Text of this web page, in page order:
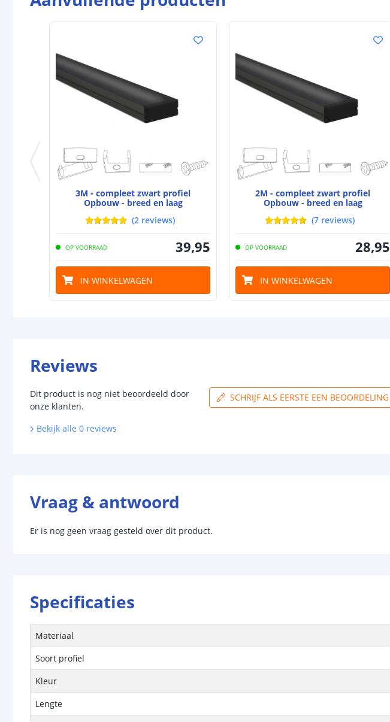
3M - compleet zwart profiel
Opbouw - breed en laag
(2 reviews)
OP VOORRAAD 39,95
IN WINKELWAGEN
2M - compleet zwart profiel
Opbouw - breed en laag
(7 reviews)
OP VOORRAAD 28,95
IN WINKELWAGEN
Reviews
Dit product is nog niet beoordeeld door
onze klanten.
SCHRIJF ALS EERSTE EEN BEOORDELING
Bekijk alle 0 reviews
Vraag & antwoord
Er is nog geen vraag gesteld over dit product.
Specificaties
Materiaal
Soort profiel
Kleur
Lengte